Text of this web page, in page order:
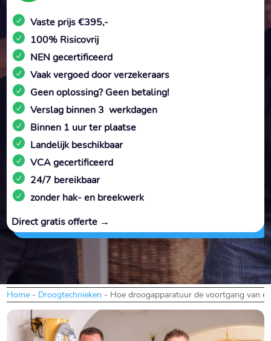
Vaste prijs €395,-
100% Risicovrij
NEN gecertificeerd
Vaak vergoed door verzekeraars
Geen oplossing? Geen betaling!
Verslag binnen 3 werkdagen
Binnen 1 uur ter plaatse
Landelijk beschikbaar
VCA gecertificeerd
24/7 bereikbaar
zonder hak- en breekwerk
Direct gratis offerte →
Home - Droogtechnieken - Hoe droogapparatuur de voortgang van